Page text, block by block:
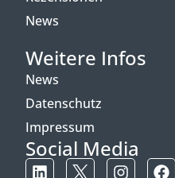
News
Weitere Infos
News
Datenschutz
Impressum
Social Media